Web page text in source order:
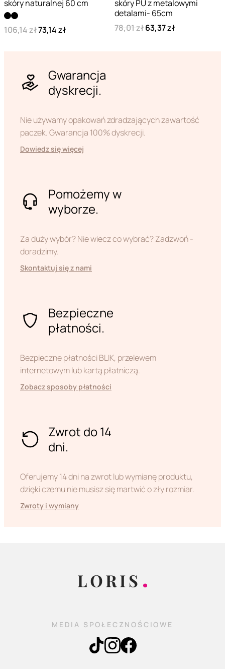
skóry naturalnej 60 cm
106,14 zł73,14 zł
skóry PU z metalowymi
detalami- 65cm
78,01 zł63,37 zł
Gwarancja
dyskrecji.
Nie używamy opakowań zdradzających zawartość
paczek. Gwarancja 100% dyskrecji.
Dowiedz się więcej
Pomożemy w
wyborze.
Za duży wybór? Nie wiecz co wybrać? Zadzwoń -
doradzimy.
Skontaktuj się z nami
Bezpieczne
płatności.
Bezpieczne płatności BLIK, przelewem
internetowym lub kartą płatniczą.
Zobacz sposoby płatności
Zwrot do 14
dni.
Oferujemy 14 dni na zwrot lub wymianę produktu,
dzięki czemu nie musisz się martwić o zły rozmiar.
Zwroty i wymiany
MEDIA SPOŁECZNOŚCIOWE